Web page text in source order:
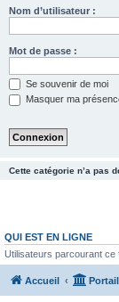
Nom d’utilisateur :
Mot de passe :
Se souvenir de moi
Masquer ma
Cette catégorie n’a pas
QUI EST EN LIGNE
Utilisateurs parcourant ce
Accueil Portail